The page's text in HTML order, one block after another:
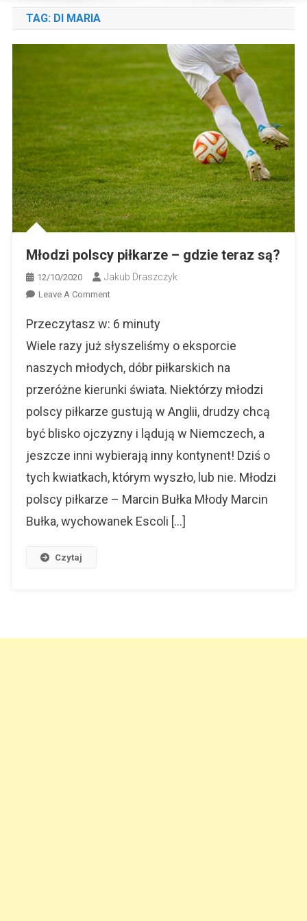
TAG: DI MARIA
Młodzi polscy piłkarze – gdzie teraz są?
12/10/2020 Jakub Draszczyk
Leave A CommentOn
Polscy
Piłkarze
–
Gdzie
Teraz
Przeczytasz w: 6 minuty
Wiele razy już słyszeliśmy o eksporcie
naszych młodych, dóbr piłkarskich na
przeróżne kierunki świata. Niektórzy młodzi
polscy piłkarze gustują w Anglii, drudzy chcą
być blisko ojczyzny i lądują w Niemczech, a
jeszcze inni wybierają inny kontynent! Dziś o
tych kwiatkach, którym wyszło, lub nie. Młodzi
polscy piłkarze – Marcin Bułka Młody Marcin
Bułka, wychowanek Escoli […]
Czytaj